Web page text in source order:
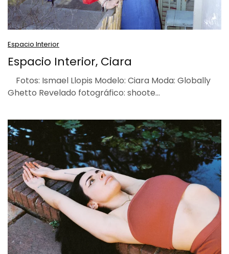
Espacio Interior
Espacio Interior, Ciara
Fotos: Ismael Llopis Modelo: Ciara Moda: Globally
Ghetto Revelado fotográfico: shoote…